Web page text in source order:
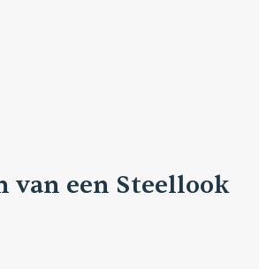
van een Steellook